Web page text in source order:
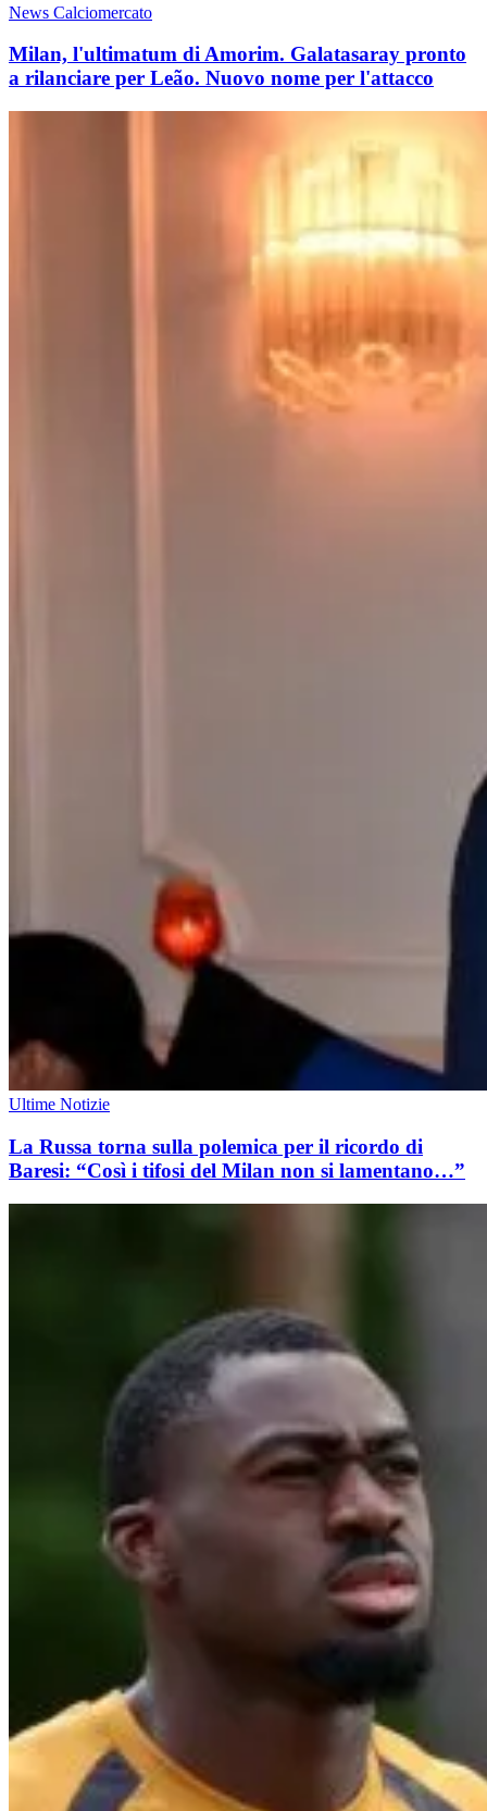
News Calciomercato
Milan, l'ultimatum di Amorim. Galatasaray pronto
a rilanciare per Leão. Nuovo nome per l'attacco
Ultime Notizie
La Russa torna sulla polemica per il ricordo di
Baresi: “Così i tifosi del Milan non si lamentano…”